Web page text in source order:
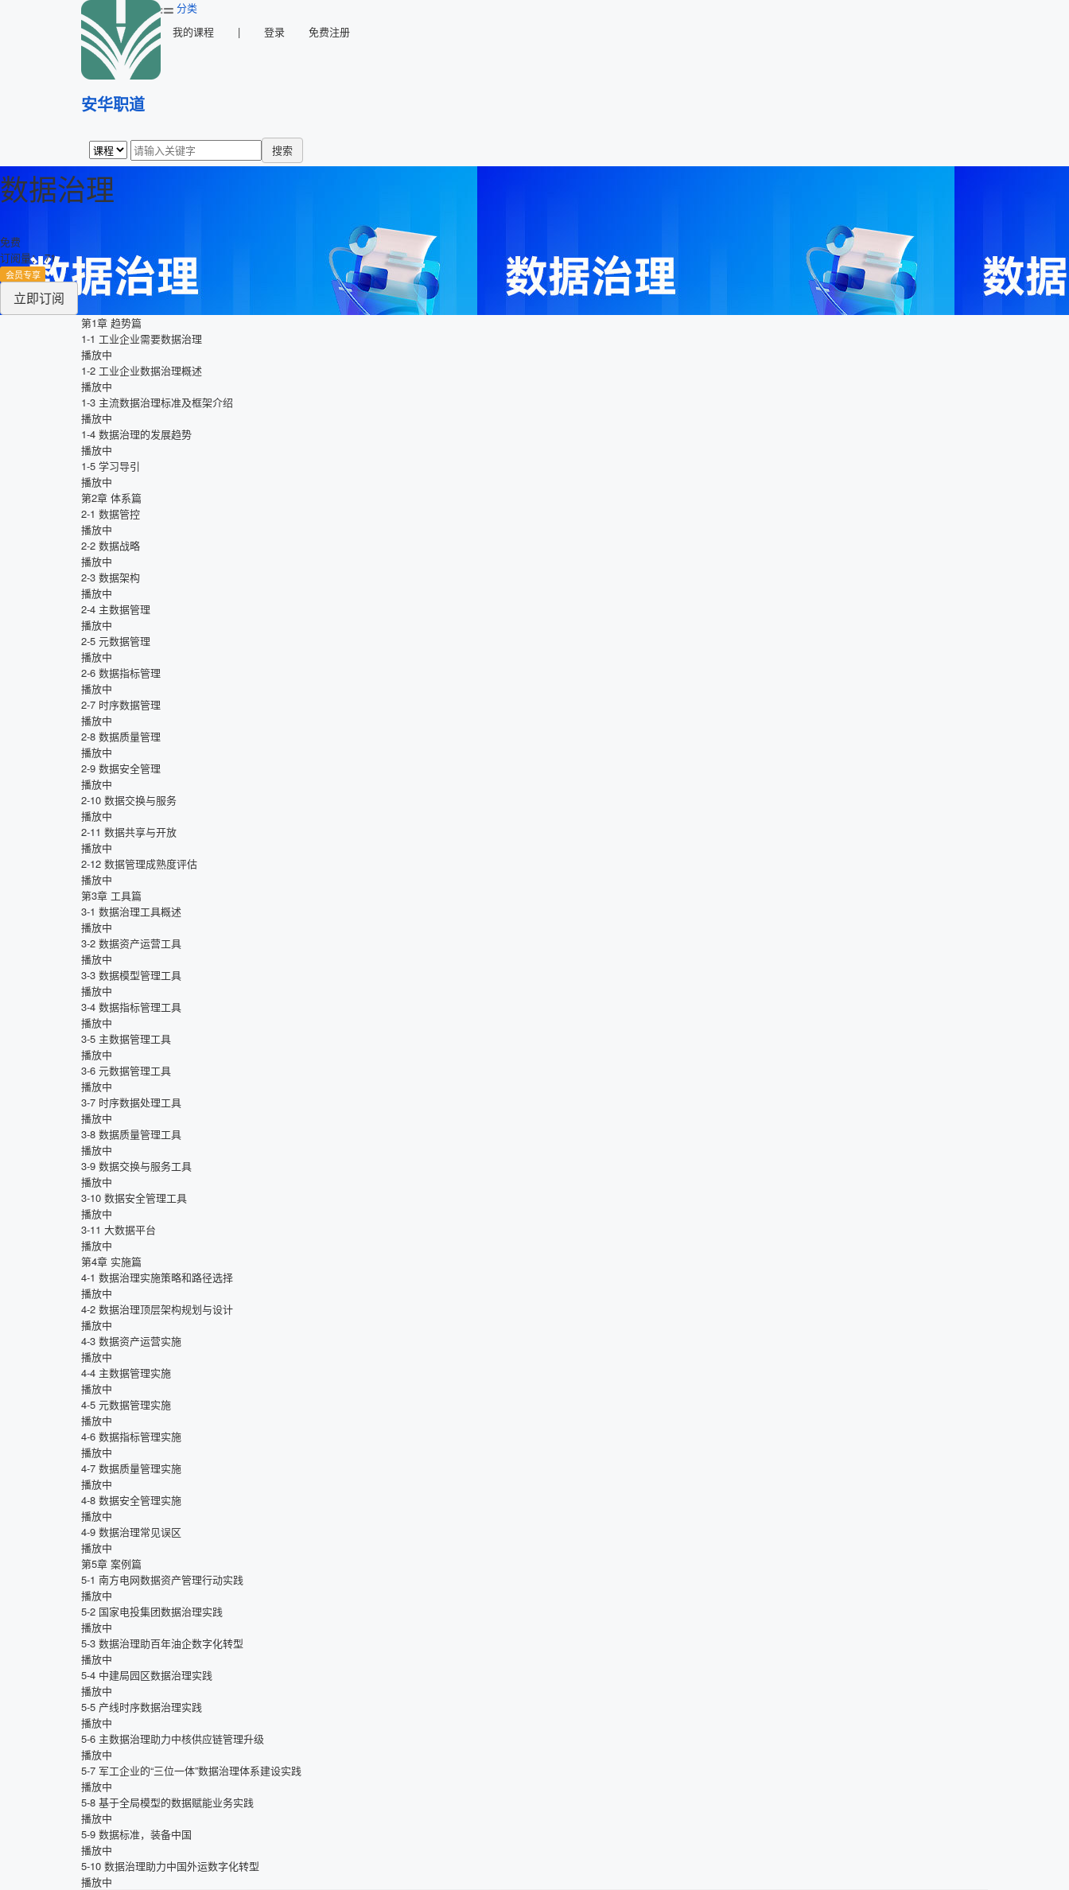
安华职道
分类
我的课程
| 登录 免费注册
搜索
数据治理
免费
订阅量： 71
会员专享
立即订阅
第1章 趋势篇
1-1 工业企业需要数据治理
播放中
1-2 工业企业数据治理概述
播放中
1-3 主流数据治理标准及框架介绍
播放中
1-4 数据治理的发展趋势
播放中
1-5 学习导引
播放中
第2章 体系篇
2-1 数据管控
播放中
2-2 数据战略
播放中
2-3 数据架构
播放中
2-4 主数据管理
播放中
2-5 元数据管理
播放中
2-6 数据指标管理
播放中
2-7 时序数据管理
播放中
2-8 数据质量管理
播放中
2-9 数据安全管理
播放中
2-10 数据交换与服务
播放中
2-11 数据共享与开放
播放中
2-12 数据管理成熟度评估
播放中
第3章 工具篇
3-1 数据治理工具概述
播放中
3-2 数据资产运营工具
播放中
3-3 数据模型管理工具
播放中
3-4 数据指标管理工具
播放中
3-5 主数据管理工具
播放中
3-6 元数据管理工具
播放中
3-7 时序数据处理工具
播放中
3-8 数据质量管理工具
播放中
3-9 数据交换与服务工具
播放中
3-10 数据安全管理工具
播放中
3-11 大数据平台
播放中
第4章 实施篇
4-1 数据治理实施策略和路径选择
播放中
4-2 数据治理顶层架构规划与设计
播放中
4-3 数据资产运营实施
播放中
4-4 主数据管理实施
播放中
4-5 元数据管理实施
播放中
4-6 数据指标管理实施
播放中
4-7 数据质量管理实施
播放中
4-8 数据安全管理实施
播放中
4-9 数据治理常见误区
播放中
第5章 案例篇
5-1 南方电网数据资产管理行动实践
播放中
5-2 国家电投集团数据治理实践
播放中
5-3 数据治理助百年油企数字化转型
播放中
5-4 中建局园区数据治理实践
播放中
5-5 产线时序数据治理实践
播放中
5-6 主数据治理助力中核供应链管理升级
播放中
5-7 军工企业的“三位一体”数据治理体系建设实践
播放中
5-8 基于全局模型的数据赋能业务实践
播放中
5-9 数据标准，装备中国
播放中
5-10 数据治理助力中国外运数字化转型
播放中